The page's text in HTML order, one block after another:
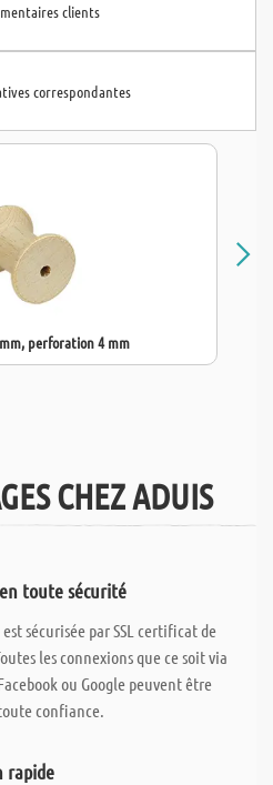
clients
correspondantes
perforation 4 mm
CHEZ ADUIS
toute sécurité
sécurisée par SSL certificat de
les connexions que ce soit via
ou Google peuvent être
confiance.
rapide